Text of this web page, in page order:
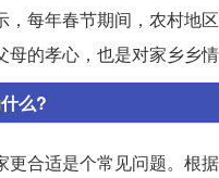
每年春节期间，农村地
的孝心，也是对家乡乡情
么?
合适是个常见问题。根